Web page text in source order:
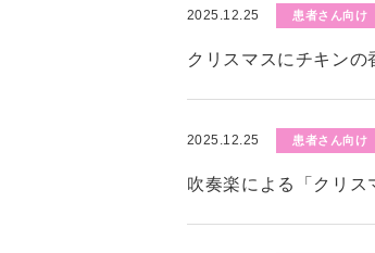
2025.12.25 患者さん向け
クリスマスにチキン
2025.12.25 患者さん向け
吹奏楽による「クリス